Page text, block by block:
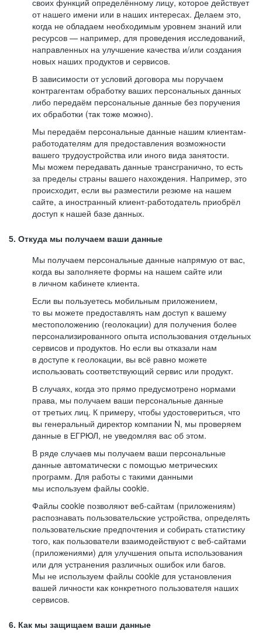
своих функций определённому лицу, которое действует
от нашего имени или в наших интересах. Делаем это,
когда не обладаем необходимым уровнем знаний или
ресурсов — например, для проведения исследований,
направленных на улучшение качества и/или создания
новых наших продуктов и сервисов.
В зависимости от условий договора мы поручаем
контрагентам обработку ваших персональных данных
либо передаём персональные данные без поручения
их обработки (так тоже можно).
Мы передаём персональные данные нашим клиентам-
работодателям для предоставления возможности
вашего трудоустройства или иного вида занятости.
Мы можем передавать данные трансгранично, то есть
за пределы страны вашего нахождения. Например, это
происходит, если вы разместили резюме на нашем
сайте, а иностранный клиент-работодатель приобрёл
доступ к нашей базе данных.
5. Откуда мы получаем ваши данные
Мы получаем персональные данные напрямую от вас,
когда вы заполняете формы на нашем сайте или
в личном кабинете клиента.
Если вы пользуетесь мобильным приложением,
то вы можете предоставлять нам доступ к вашему
местоположению (геолокации) для получения более
персонализированного опыта использования отдельных
сервисов и продуктов. Но если вы отказали нам
в доступе к геолокации, вы всё равно можете
использовать соответствующий сервис или продукт.
В случаях, когда это прямо предусмотрено нормами
права, мы получаем ваши персональные данные
от третьих лиц. К примеру, чтобы удостовериться, что
вы генеральный директор компании N, мы проверяем
данные в ЕГРЮЛ, не уведомляя вас об этом.
В ряде случаев мы получаем ваши персональные
данные автоматически с помощью метрических
программ. Для работы с такими данными
мы используем файлы cookie.
Файлы cookie позволяют веб-сайтам (приложениям)
распознавать пользовательские устройства, определять
пользовательские предпочтения и собирать статистику
того, как пользователи взаимодействуют с веб-сайтами
(приложениями) для улучшения опыта использования
или для устранения различных ошибок или багов.
Мы не используем файлы cookie для установления
вашей личности как конкретного пользователя наших
сервисов.
6. Как мы защищаем ваши данные